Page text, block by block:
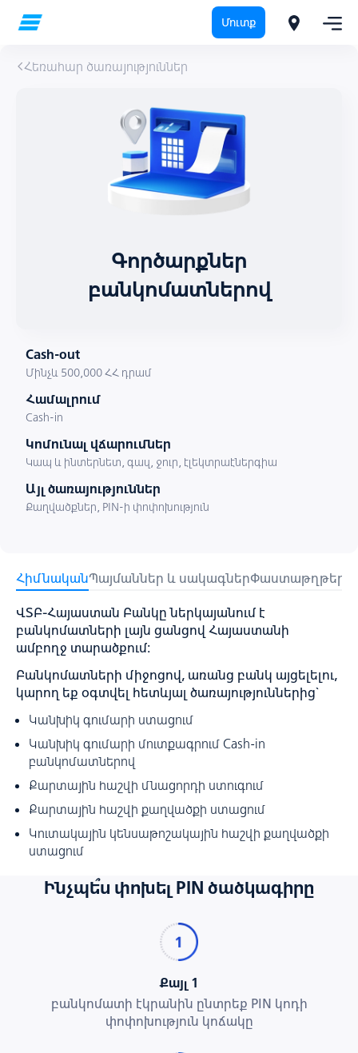
Մուտք
Հեռահար ծառայություններ
Գործարքներ
բանկոմատներով
Cash-out
Մինչև 500,000 ՀՀ դրամ
Համալրում
Cash-in
Կոմունալ վճարումներ
Կապ և ինտերնետ, գազ, ջուր, էլեկտրաէներգիա
Այլ ծառայություններ
Քաղվածքներ, PIN-ի փոփոխություն
ՀիմնականՊայմաններ և սակագներՓաստաթղթեր
ՎՏԲ-Հայաստան Բանկը ներկայանում է
բանկոմատների լայն ցանցով Հայաստանի
ամբողջ տարածքում:
Բանկոմատների միջոցով, առանց բանկ այցելելու,
կարող եք օգտվել հետևյալ ծառայություններից`
Կանխիկ գումարի ստացում
Կանխիկ գումարի մուտքագրում Cash-in
բանկոմատներով
Քարտային հաշվի մնացորդի ստուգում
Քարտային հաշվի քաղվածքի ստացում
Կուտակային կենսաթոշակային հաշվի քաղվածքի
ստացում
Ինչպե՞ս փոխել PIN ծածկագիրը
Քայլ 1
բանկոմատի էկրանին ընտրեք PIN կոդի
փոփոխություն կոճակը